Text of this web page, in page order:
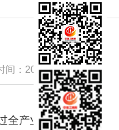
间：2025-06-12
全产业链布